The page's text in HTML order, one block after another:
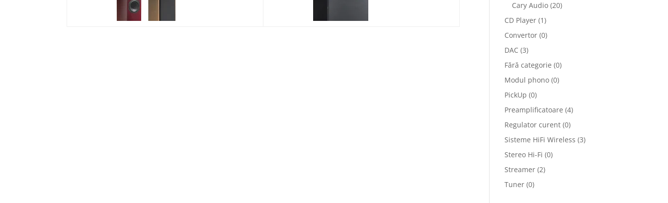
Cary Audio (20)
CD Player (1)
Convertor (0)
DAC (3)
Fără categorie (0)
Modul phono (0)
PickUp (0)
Preamplificatoare (4)
Regulator curent (0)
Sisteme HiFi Wireless (3)
Stereo Hi-Fi (0)
Streamer (2)
Tuner (0)